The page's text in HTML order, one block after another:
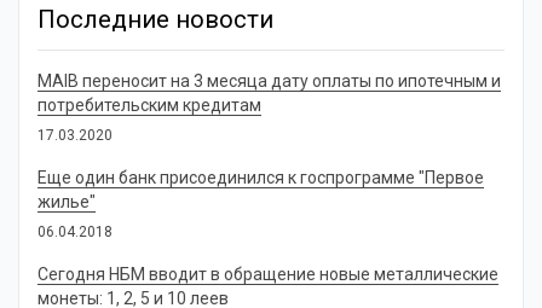
Последние новости
MAIB переносит на 3 месяца дату оплаты по ипотечным и
потребительским кредитам
17.03.2020
Еще один банк присоединился к госпрограмме "Первое
жилье"
06.04.2018
Сегодня НБМ вводит в обращение новые металлические
монеты: 1, 2, 5 и 10 леев